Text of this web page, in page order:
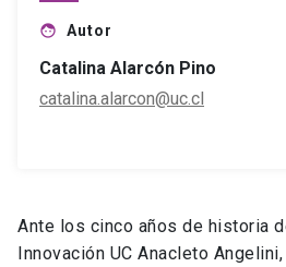
face Autor
Catalina Alarcón Pino
catalina.alarcon@uc.cl
Ante los cinco años de historia
Innovación UC Anacleto